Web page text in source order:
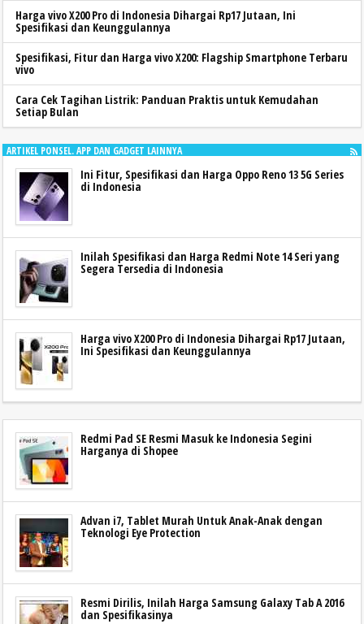
Harga vivo X200 Pro di Indonesia Dihargai Rp17 Jutaan, Ini
Spesifikasi dan Keunggulannya
Spesifikasi, Fitur dan Harga vivo X200: Flagship Smartphone Terbaru
vivo
Cara Cek Tagihan Listrik: Panduan Praktis untuk Kemudahan
Setiap Bulan
ARTIKEL PONSEL. APP DAN GADGET LAINNYA
Ini Fitur, Spesifikasi dan Harga Oppo Reno 13 5G Series
di Indonesia
Inilah Spesifikasi dan Harga Redmi Note 14 Seri yang
Segera Tersedia di Indonesia
Harga vivo X200 Pro di Indonesia Dihargai Rp17 Jutaan,
Ini Spesifikasi dan Keunggulannya
Redmi Pad SE Resmi Masuk ke Indonesia Segini
Harganya di Shopee
Advan i7, Tablet Murah Untuk Anak-Anak dengan
Teknologi Eye Protection
Resmi Dirilis, Inilah Harga Samsung Galaxy Tab A 2016
dan Spesifikasinya